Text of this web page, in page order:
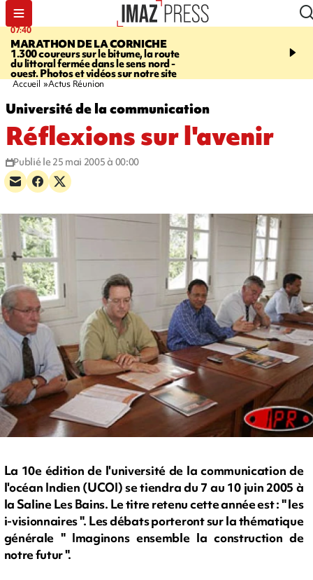
07:40
MARATHON DE LA CORNICHE
1.300 coureurs sur le bitume, la route
du littoral fermée dans le sens nord -
ouest. Photos et vidéos sur notre site
10:33
l’enfance - une
Accueil Actus Réunion
Université de la communication
Réflexions sur l'avenir
Publié le 25 mai 2005 à 00:00
La 10e édition de l'université de la communication de
l'océan Indien (UCOI) se tiendra du 7 au 10 juin 2005 à
la Saline Les Bains. Le titre retenu cette année est : " les
i-visionnaires ". Les débats porteront sur la thématique
générale " Imaginons ensemble la construction de
notre futur ".